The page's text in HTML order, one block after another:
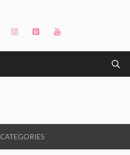
CATEGORIES